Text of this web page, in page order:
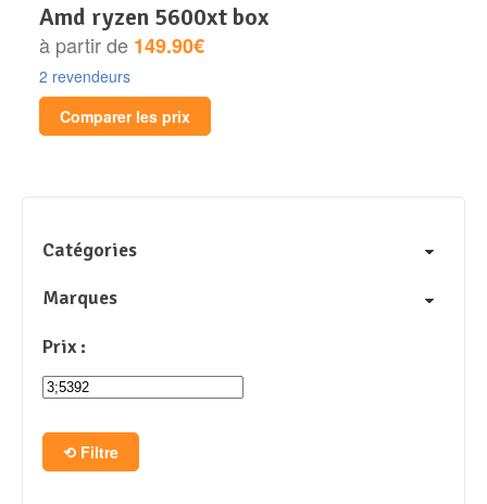
amd ryzen 5600xt box
à partir de 149.90€
2 revendeurs
Comparer les prix
Catégories
Marques
Prix :
Filtre